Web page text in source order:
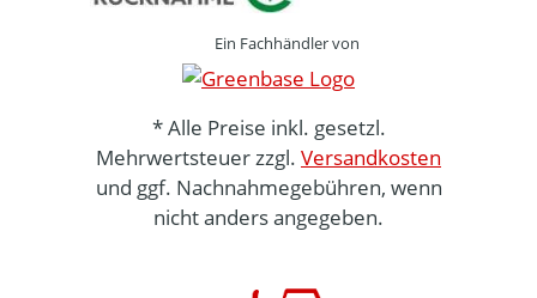
Ein Fachhändler von
* Alle Preise inkl. gesetzl.
Mehrwertsteuer zzgl. Versandkosten
und ggf. Nachnahmegebühren, wenn
nicht anders angegeben.